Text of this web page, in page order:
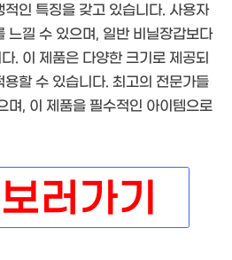
인 특징을 갖고 있습니다. 사용자
느낄 수 있으며, 일반 비닐장갑보다
. 이 제품은 다양한 크기로 제공되
할 수 있습니다. 최고의 전문가들
며, 이 제품을 필수적인 아이템으로